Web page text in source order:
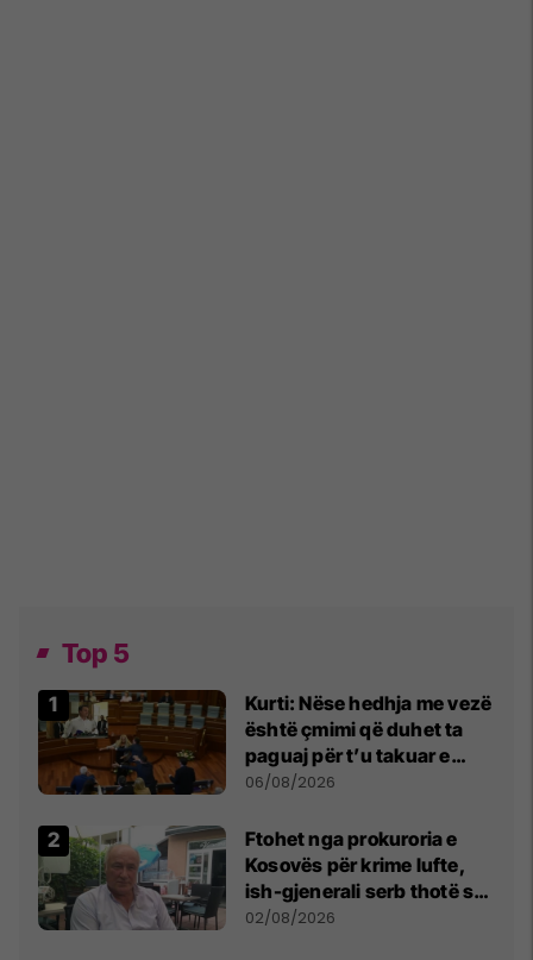
Top 5
Kurti: Nëse hedhja me vezë
është çmimi që duhet ta
paguaj për t’u takuar e
bashkëbiseduar jam i
06/08/2026
Ftohet nga prokuroria e
Kosovës për krime lufte,
ish-gjenerali serb thotë se
dikush e tradhtoi në
02/08/2026